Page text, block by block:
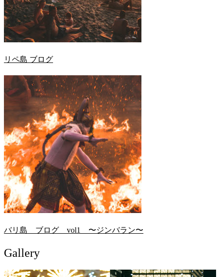
リペ島 ブログ
バリ島 ブログ vol1 〜ジンバラン〜
Gallery